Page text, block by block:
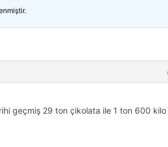
geçmiş 29 ton çikolata ile 1 ton 600 kilo